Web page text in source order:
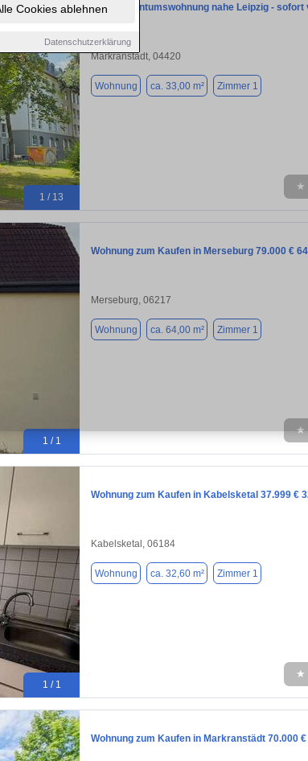
Cookies ablehnen
Datenschutzerklärung
1 / 13
33 m² Eigentumswohnung nahe Leipzig -
Markranstädt, 04420
Wohnung ca. 33,00 m² Zimmer 1
★
1 / 1
Wohnung zum Kaufen in Merseburg 79.000 € 64
Merseburg, 06217
Wohnung ca. 64,00 m² Zimmer 1
★
1 / 1
Wohnung zum Kaufen in Kabelsketal 37.999 €
Kabelsketal, 06184
Wohnung ca. 32,60 m² Zimmer 1
★
Wohnung zum Kaufen in Markranstädt 70.000 €